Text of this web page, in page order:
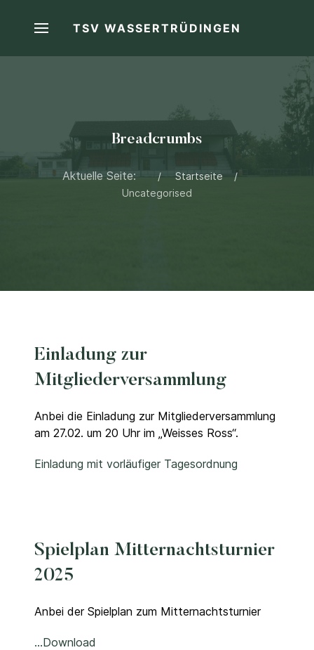
TSV WASSERTRÜDINGEN
Breadcrumbs
Aktuelle Seite:
Startseite
Uncategorised
Einladung zur
Mitgliederversammlung
Anbei die Einladung zur Mitgliederversammlung
am 27.02. um 20 Uhr im „Weisses Ross“.
Einladung mit vorläufiger Tagesordnung
Spielplan Mitternachtsturnier
2025
Anbei der Spielplan zum Mitternachtsturnier
…Download